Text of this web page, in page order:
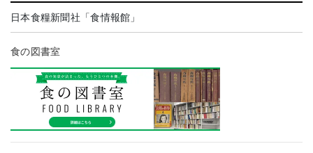
日本食糧新聞社「食情報館」
食の図書室